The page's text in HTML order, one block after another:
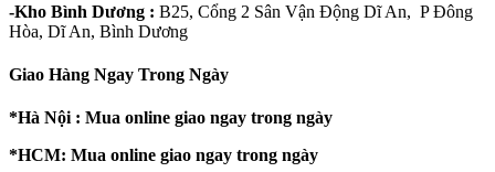
-Kho Bình Dương : B25, Cổng 2 Sân Vận Động Dĩ An, P Đông
Hòa, Dĩ An, Bình Dương
Giao Hàng Ngay Trong Ngày
*Hà Nội : Mua online giao ngay trong ngày
*HCM: Mua online giao ngay trong ngày